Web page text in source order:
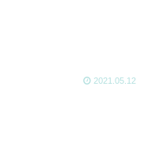
2021.05.12